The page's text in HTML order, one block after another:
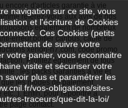
navigation sur ce site, vous
et l'écriture de Cookies
Ces Cookies (petits
de suivre votre
votre panier, vous reconnaitre
visite et sécuriser votre
savoir plus et paramétrer les
vos-obligations/sites-
traceurs/que-dit-la-loi/
encore d'articles garantie à vie
référez-vous aux avis de nos
également de nombreux
erreur,boitier canbus, câble de
xenon-h7.com, code promo
Profitez également de tous
: les packs Garanties à vie et
les modes de paiement
Enfin, pour répondre à
page contact.